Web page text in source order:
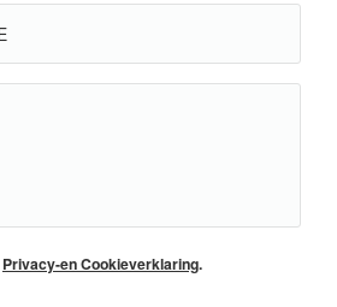
Privacy-en Cookieverklaring.